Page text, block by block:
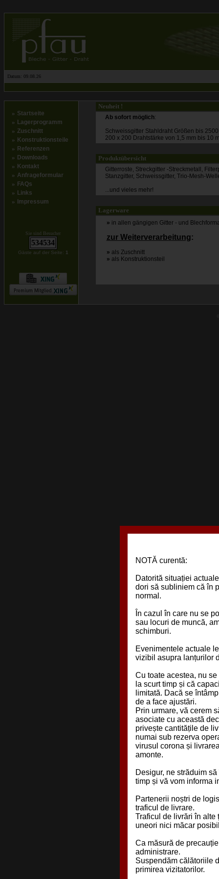
NOTĂ curentă:
Datorită situației
dori să subliniem că în
normal.
În cazul în care nu se
sau locuri de muncă,
schimburi.
Evenimentele actuale
vizibil asupra lanțurilor
Cu toate acestea, nu
la scurt timp și că
limitată. Dacă se
de a face ajustări.
Prin urmare, vă cerem
asociate cu această
privește cantitățile de
numai sub rezerva
virusul corona și
amonte.
Desigur, ne străduim
timp și vă vom informa
Partenerii noștri de
traficul de livrare.
Traficul de livrări în alte
uneori nici măcar
Ca măsură de
administrare.
Suspendăm călătoriile
primirea vizitatorilor.
Datum: 09.08.26
» Startseite
» Lagerprogramm
» Zuschnitt
» Konstruktionsteile
» Referenzen
» Downloads
» Kontakt
» Anfrageformular
» FAQs
» Links
» Impressum
Sie sind Besucher
534534
Gäste auf der Seite: 1
Neuheit !
Ab sofort möglich:
Schweissgitter Stahldraht Größen bis
200 x 200 Drahtstärke von 1,5 mm bis 10
Produktübersicht
Gitterroste, Streckgitter -Streckmetall,
Stanzgitter, Schweissgitter, Trio-Mesh-
...und vieles mehr!
Lagerware
» in allen gängigen Gitter - und
zur Weiterverarbeitung:
» als Zuschnitt
» als Konstruktionsteil